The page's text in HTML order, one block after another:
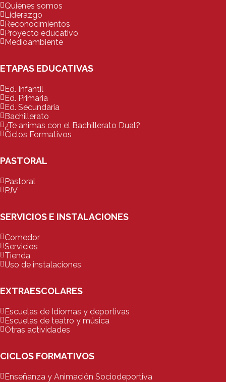
Quiénes somos
Liderazgo
Reconocimientos
Proyecto educativo
Medioambiente
ETAPAS EDUCATIVAS
Ed. Infantil
Ed. Primaria
Ed. Secundaria
Bachillerato
¿Te animas con el Bachillerato Dual?
Ciclos Formativos
PASTORAL
Pastoral
PJV
SERVICIOS E INSTALACIONES
Comedor
Servicios
Tienda
Uso de instalaciones
EXTRAESCOLARES
Escuelas de Idiomas y deportivas
Escuelas de teatro y música
Otras actividades
CICLOS FORMATIVOS
Enseñanza y Animación Sociodeportiva